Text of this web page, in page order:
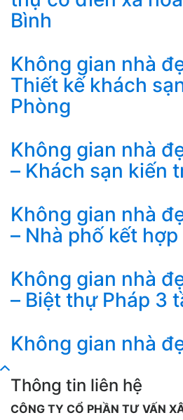
Bình
Không gian nhà
Thiết kế khách
Phòng
Không gian nhà
– Khách sạn kiến
Không gian nhà
– Nhà phố kết
Không gian nhà
– Biệt thự Pháp 3
Không gian nhà
Thông tin liên hệ
CÔNG TY CỔ PHẦN TƯ VẤN